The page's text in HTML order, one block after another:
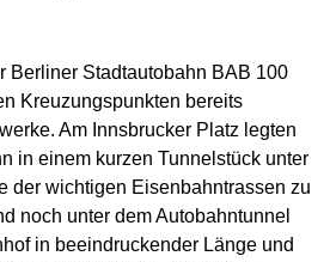
Berliner Stadtautobahn BAB 100
Kreuzungspunkten bereits
Am Innsbrucker Platz legten
in einem kurzen Tunnelstück unter
der wichtigen Eisenbahntrassen zu
noch unter dem Autobahntunnel
in beeindruckender Länge und